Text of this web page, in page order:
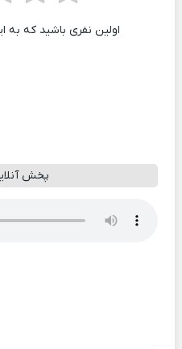
اولین نفری باشید که به
پخش